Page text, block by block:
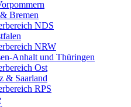
Bremen
NDS
NRW
Anhalt und Thüringen
Ost
& Saarland
RPS